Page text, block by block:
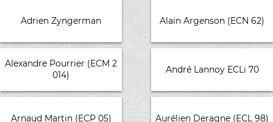
Adrien Zyngerman Alain Argenson (ECN 62)
Alexandre Pourrier (ECM 2
014)
André Lannoy ECLi 70
Arnaud Martin (ECP 05) Aurélien Deragne (ECL 98)